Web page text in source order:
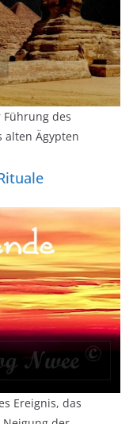
des
alten Ägypten
Ereignis, das